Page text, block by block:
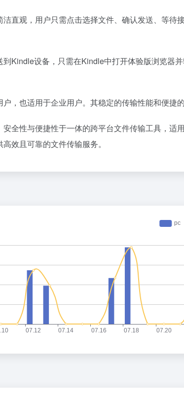
直观，用户只需点击选择文件、确认发送、等
Kindle设备，只需在Kindle中打开体验版浏览器
，也适用于企业用户。其稳定的传输性能和便捷
全性与便捷性于一体的跨平台文件传输工具，
效且可靠的文件传输服务。